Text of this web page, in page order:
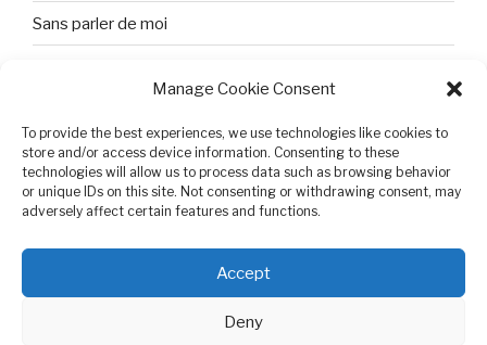
Manage Cookie Consent
To provide the best experiences, we use technologies like cookies to
store and/or access device information. Consenting to these
technologies will allow us to process data such as browsing behavior
or unique IDs on this site. Not consenting or withdrawing consent, may
adversely affect certain features and functions.
Accept
Deny
Sans parler de moi
Tristesse et attente
Variable complexe